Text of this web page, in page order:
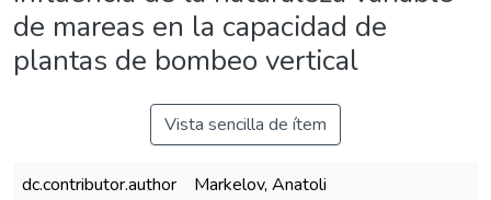
de mareas en la capacidad de
plantas de bombeo vertical
Vista sencilla de ítem
dc.contributor.author
Markelov, Anatoli